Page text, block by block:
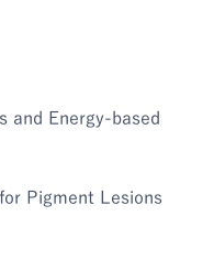
and Energy-based
Pigment Lesions